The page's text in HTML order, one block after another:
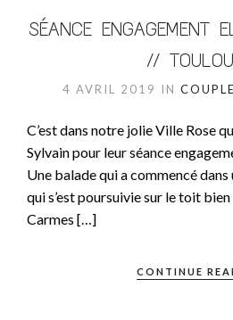
SÉANCE ENGAGEMENT
//
4 AVRIL 2019 IN COUPLE
C’est dans notre jolie Ville Rose
Sylvain pour leur séance
Une balade qui a commencé
qui s’est poursuivie sur le toit
Carmes […]
CONTINUE